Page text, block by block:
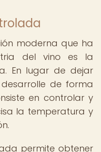
moderna que ha
del vino es la
En lugar de dejar
de forma
en controlar y
la temperatura y
permite obtener